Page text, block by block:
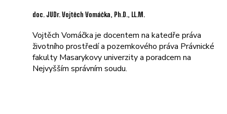
doc. JUDr. Vojtěch Vomáčka, Ph.D., LL.M.
Vojtěch Vomáčka je docentem na katedře práva
životního prostředí a pozemkového práva Právnické
fakulty Masarykovy univerzity a poradcem na
Nejvyšším správním soudu.